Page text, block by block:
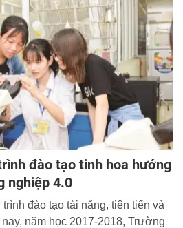
đào tạo tinh hoa hướng
nghiệp 4.0
đào tạo tài năng, tiên tiến và
năm học 2017-2018, Trường